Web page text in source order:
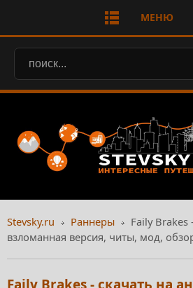
МЕНЮ
Stevsky.ru Раннеры
Faily Brakes
взломанная версия, читы, мод,